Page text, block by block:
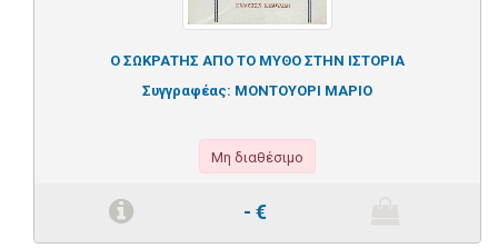
Ο ΣΩΚΡΑΤΗΣ ΑΠΟ ΤΟ ΜΥΘΟ ΣΤΗΝ ΙΣΤΟΡΙΑ
Συγγραφέας: ΜΟΝΤΟΥΟΡΙ ΜΑΡΙΟ
Μη διαθέσιμο
- €